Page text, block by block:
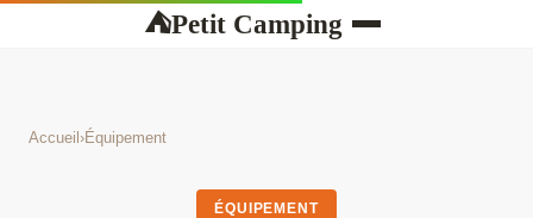
⛺Petit Camping
Accueil ›Équipement
ÉQUIPEMENT